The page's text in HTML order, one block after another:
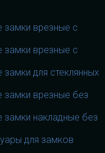
замки врезные с
замки врезные с
для стеклянных
замки врезные без
накладные без
для замков